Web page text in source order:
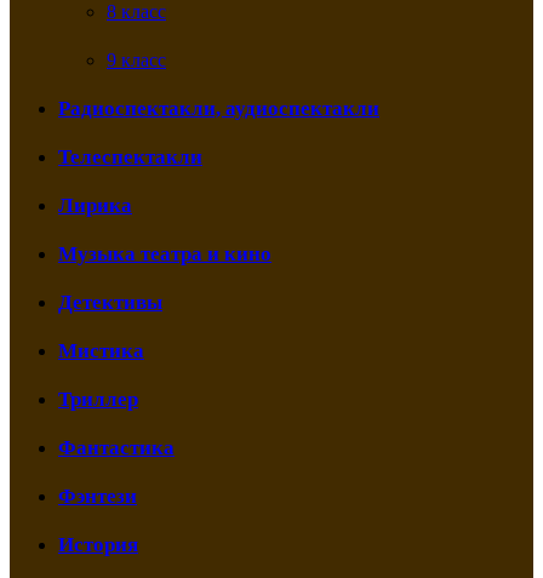
8 класс
9 класс
Радиоспектакли, аудиоспектакли
Телеспектакли
Лирика
Музыка театра и кино
Детективы
Мистика
Триллер
Фантастика
Фэнтези
История